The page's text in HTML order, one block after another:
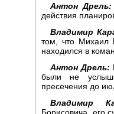
Антон Дрель:
действия
Владимир
том, что Михаил
находился в
Антон Дрель:
были не
пресечения до
Владимир
Борисовича, его